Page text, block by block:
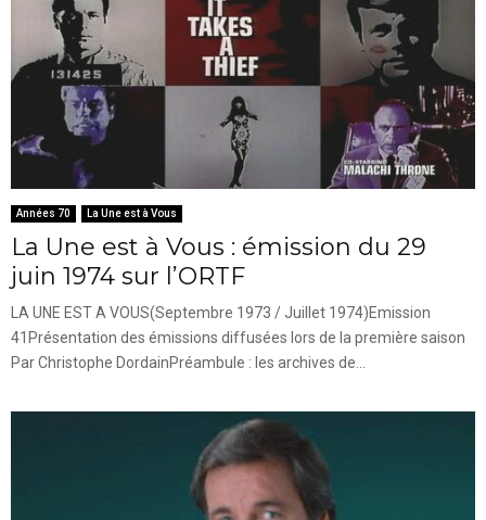
Années 70 La Une est à Vous
La Une est à Vous : émission du 29
juin 1974 sur l’ORTF
LA UNE EST A VOUS(Septembre 1973 / Juillet 1974)Emission
41Présentation des émissions diffusées lors de la première saison
Par Christophe DordainPréambule : les archives de...